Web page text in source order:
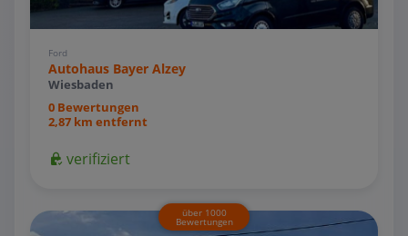
Ford
Autohaus Bayer Alzey
Wiesbaden
0 Bewertungen
2,87 km entfernt
verifiziert
über 1000
Bewertungen